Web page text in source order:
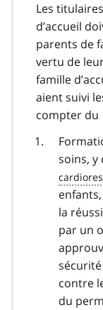
Les
d’accueil
parents de
vertu de
famille
aient suivi
compter du
soins, y
la
par un
contre
du